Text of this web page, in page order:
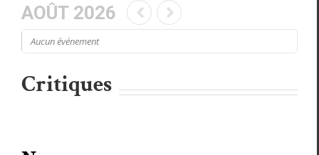
AOÛT 2026
Aucun événe­ment
Critiques